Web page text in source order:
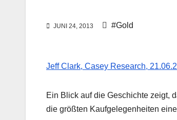
JUNI 24, 2013 #Gold
Jeff Clark, Casey Research,
Ein Blick auf die Geschichte zeigt,
die größten Kaufgelegenheiten